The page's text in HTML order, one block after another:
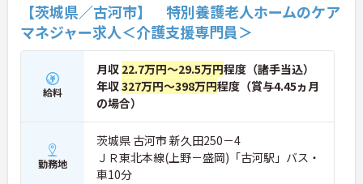
【茨城県／古河市】 特別養護老人ホームのケア
マネジャー求人＜介護支援専門員＞
給料
月収 22.7万円～29.5万円程度（諸手当込）
年収327万円～398万円程度（賞与4.45ヵ月
の場合）
勤務地
茨城県 古河市 新久田250－4
ＪＲ東北本線(上野－盛岡)「古河駅」バス・
車10分